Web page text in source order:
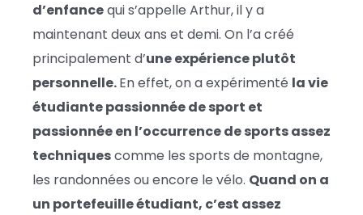
d’enfancequi s’appelle Arthur, il y a
maintenant deux ans et demi. On l’a créé
principalement d’une expérience plutôt
personnelle.En effet, on a expérimenté la vie
étudiante passionnée de sport et
passionnée en l’occurrence de sports assez
techniquescomme les sports de montagne,
les randonnées ou encore le vélo. Quand on a
un portefeuille étudiant, c’est assez